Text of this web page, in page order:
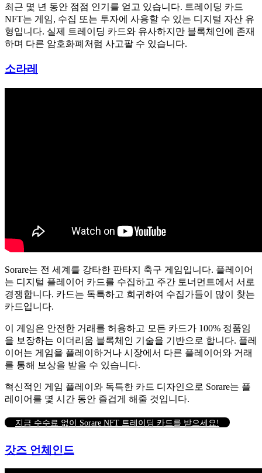
최근 몇 년 동안 점점 인기를 얻고 있습니다. 트레이딩 카드
NFT는 게임, 수집 또는 투자에 사용할 수 있는 디지털 자산 유
형입니다. 실제 트레이딩 카드와 유사하지만 블록체인에 존재
하며 다른 암호화폐처럼 사고팔 수 있습니다.
소라레
Sorare는 전 세계를 강타한 판타지 축구 게임입니다. 플레이어
는 디지털 플레이어 카드를 수집하고 주간 토너먼트에서 서로
경쟁합니다. 카드는 독특하고 희귀하여 수집가들이 많이 찾는
카드입니다.
이 게임은 안전한 거래를 허용하고 모든 카드가 100% 정품임
을 보장하는 이더리움 블록체인 기술을 기반으로 합니다. 플레
이어는 게임을 플레이하거나 시장에서 다른 플레이어와 거래
를 통해 보상을 받을 수 있습니다.
혁신적인 게임 플레이와 독특한 카드 디자인으로 Sorare는 플
레이어를 몇 시간 동안 즐겁게 해줄 것입니다.
지금 수수료 없이 Sorare NFT 트레이딩 카드를 받으세요!
갓즈 언체인드